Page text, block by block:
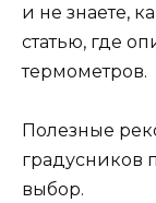
и не знаете,
статью, где
термометров.
Полезные
градусников
выбор.